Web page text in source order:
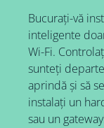
Bucurați-vă
inteligente
Wi-Fi.
sunteți
aprindă și să
instalați un
sau un